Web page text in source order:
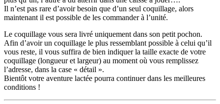
Il n’est pas rare d’avoir besoin que d’un seul coquillage, alors
maintenant il est possible de les commander à l’unité.
Le coquillage vous sera livré uniquement dans son petit pochon.
Afin d’avoir un coquillage le plus ressemblant possible à celui qu’il
vous reste, il vous suffira de bien indiquer la taille exacte de votre
coquillage (longueur et largeur) au moment où vous remplissez
l’adresse, dans la case « détail ».
Bientôt votre aventure lactée pourra continuer dans les meilleures
conditions !